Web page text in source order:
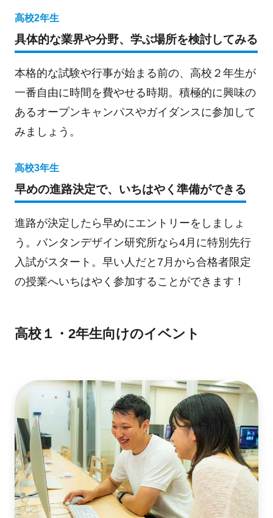
高校2年生
具体的な業界や分野、学ぶ場所を検討してみる
本格的な試験や行事が始まる前の、高校２年生が
一番自由に時間を費やせる時期。積極的に興味の
あるオープンキャンパスやガイダンスに参加して
みましょう。
高校3年生
早めの進路決定で、いちはやく準備ができる
進路が決定したら早めにエントリーをしましょ
う。バンタンデザイン研究所なら4月に特別先行
入試がスタート。早い人だと7月から合格者限定
の授業へいちはやく参加することができます！
高校１・2年生向けのイベント